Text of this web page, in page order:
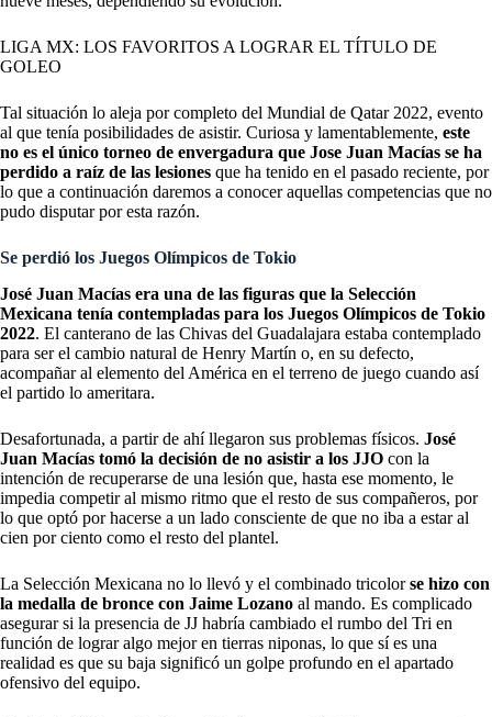
LIGA MX: LOS FAVORITOS A LOGRAR EL TÍTULO DE
GOLEO
Tal situación lo aleja por completo del Mundial de Qatar 2022, evento
al que tenía posibilidades de asistir. Curiosa y lamentablemente, este
no es el único torneo de envergadura que Jose Juan Macías se ha
perdido a raíz de las lesiones que ha tenido en el pasado reciente, por
lo que a continuación daremos a conocer aquellas competencias que no
pudo disputar por esta razón.
Se perdió los Juegos Olímpicos de Tokio
José Juan Macías era una de las figuras que la Selección
Mexicana tenía contempladas para los Juegos Olímpicos de Tokio
2022. El canterano de las Chivas del Guadalajara estaba contemplado
para ser el cambio natural de Henry Martín o, en su defecto,
acompañar al elemento del América en el terreno de juego cuando así
el partido lo ameritara.
Desafortunada, a partir de ahí llegaron sus problemas físicos. José
Juan Macías tomó la decisión de no asistir a los JJO con la
intención de recuperarse de una lesión que, hasta ese momento, le
impedia competir al mismo ritmo que el resto de sus compañeros, por
lo que optó por hacerse a un lado consciente de que no iba a estar al
cien por ciento como el resto del plantel.
La Selección Mexicana no lo llevó y el combinado tricolorse hizo con
la medalla de bronce con Jaime Lozano al mando. Es complicado
asegurar si la presencia de JJ habría cambiado el rumbo del Tri en
función de lograr algo mejor en tierras niponas, lo que sí es una
realidad es que su baja significó un golpe profundo en el apartado
ofensivo del equipo.